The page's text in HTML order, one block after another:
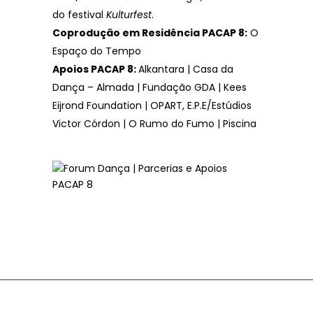
do festival Kulturfest.
Coprodução em Residência PACAP 8: O
Espaço do Tempo
Apoios PACAP 8:Alkantara | Casa da
Dança – Almada | Fundação GDA | Kees
Eijrond Foundation | OPART, E.P.E/Estúdios
Victor Córdon | O Rumo do Fumo | Piscina